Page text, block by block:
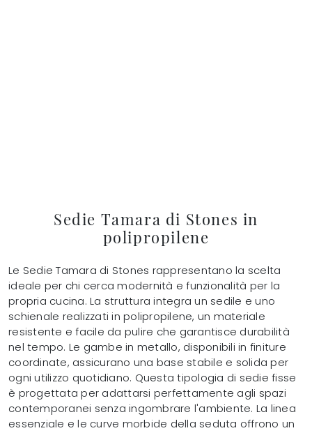
Sedie Tamara di Stones in
polipropilene
Le Sedie Tamara di Stones rappresentano la scelta
ideale per chi cerca modernità e funzionalità per la
propria cucina. La struttura integra un sedile e uno
schienale realizzati in polipropilene, un materiale
resistente e facile da pulire che garantisce durabilità
nel tempo. Le gambe in metallo, disponibili in finiture
coordinate, assicurano una base stabile e solida per
ogni utilizzo quotidiano. Questa tipologia di sedie fisse
è progettata per adattarsi perfettamente agli spazi
contemporanei senza ingombrare l'ambiente. La linea
essenziale e le curve morbide della seduta offrono un